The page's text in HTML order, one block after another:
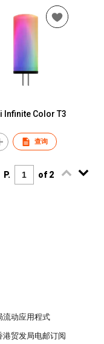
Infinite Color T3
查询
P. of 2
流动应用程式
港贸发局电邮订阅